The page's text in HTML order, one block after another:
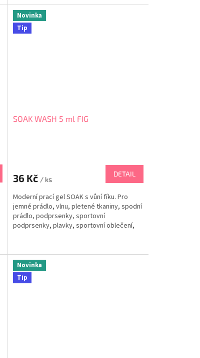
čištění skvrn. ...
Novinka
Tip
SOAK WASH 5 ml FIG
36 Kč / ks
DETAIL
Moderní prací gel SOAK s vůní fíku. Pro
jemné prádlo, vlnu, pletené tkaniny, spodní
prádlo, podprsenky, sportovní
podprsenky, plavky, sportovní oblečení,
dětských věcí a šamponování vašich...
Novinka
Tip